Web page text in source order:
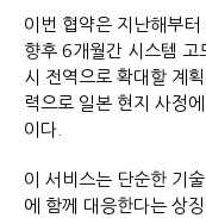
이번 협약은 지난해부터
향후 6개월간 시스템 고
시 전역으로 확대할 계
력으로 일본 현지 사정
이다.
이 서비스는 단순한 기
에 함께 대응한다는 상